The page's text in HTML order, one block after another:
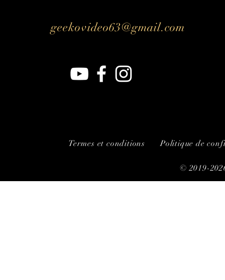
geekovideo63@gmail.com
Termes et conditions Politique de
© 2019-